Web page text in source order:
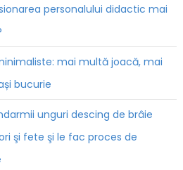
personalului didactic mai
mai multă joacă, mai
bucurie
unguri descing de brâie
şi fete şi le fac proces de